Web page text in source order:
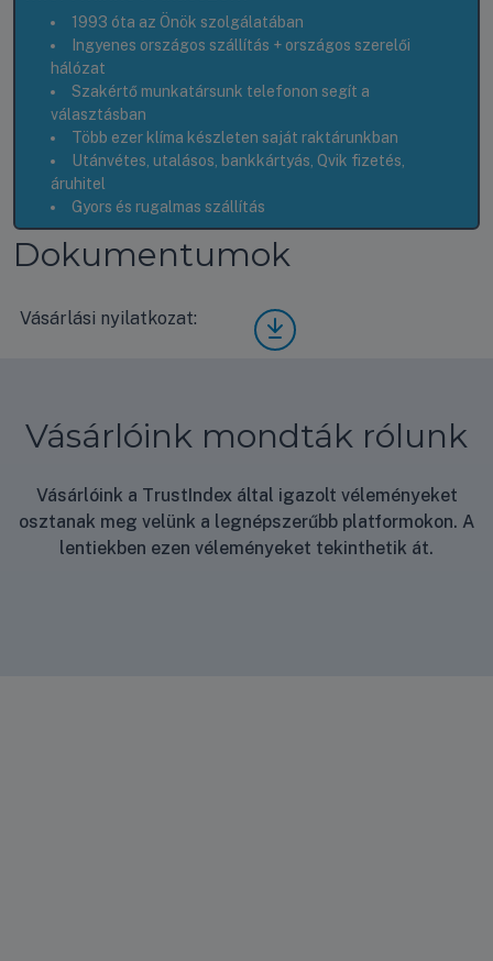
1993 óta az Önök szolgálatában
Ingyenes országos szállítás + országos szerelői
hálózat
Szakértő munkatársunk telefonon segít a
választásban
Több ezer klíma készleten saját raktárunkban
Utánvétes, utalásos, bankkártyás, Qvik fizetés,
áruhitel
Gyors és rugalmas szállítás
Dokumentumok
Vásárlási nyilatkozat:
Vásá
rlási
Vásárlóink mondták rólunk
Vásárlóink a TrustIndex által igazolt véleményeket
osztanak meg velünk a legnépszerűbb platformokon. A
lentiekben ezen véleményeket tekinthetik át.